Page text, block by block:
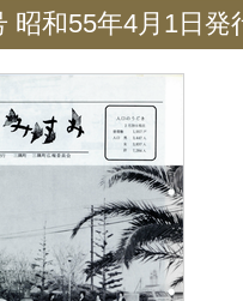
昭和55年4月1日発